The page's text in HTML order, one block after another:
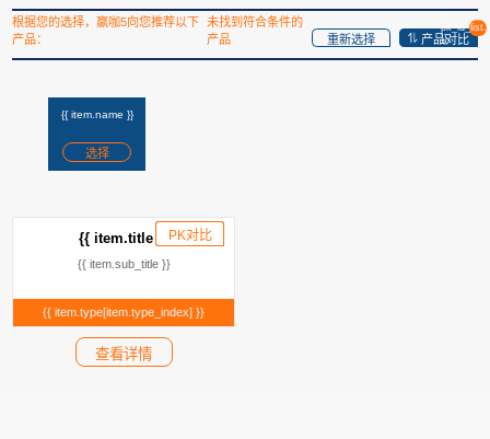
根据您的选择，赢咖5向您推荐以下
产品：
未找到符合条件的
产品
重新选择 产品对比
}}
{{ item.name }}
选择
已添加
PK对比
{{ item.title }}
{{ item.sub_title }}
{{ item.type[item.type_index] }}
查看详情